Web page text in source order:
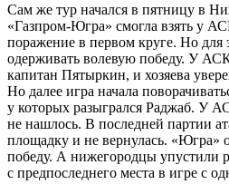
Сам же тур начался в пятницу в
«Газпром-Югра» смогла взять у
поражение в первом круге. Но для
одерживать волевую победу. У АСК
капитан Пятыркин, и хозяева
Но далее игра начала
у которых разыгрался Раджаб. У
не нашлось. В последней партии
площадку и не вернулась. «Югра»
победу. А нижегородцы упустили
с предпоследнего места в игре с